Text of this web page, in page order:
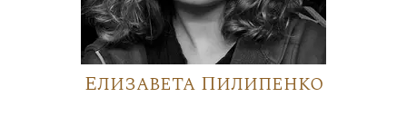
Елизавета Пилипенко